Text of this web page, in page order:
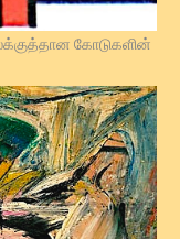
கோடுகளின்